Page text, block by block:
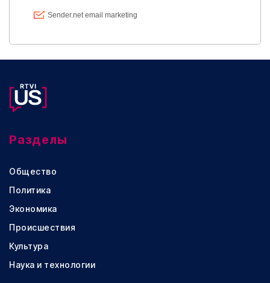
Разделы
Общество
Политика
Экономика
Происшествия
Культура
Наука и технологии